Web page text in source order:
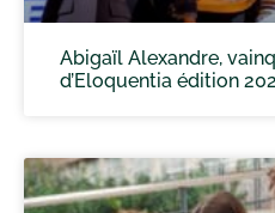
Abigaïl Alexandre,
d’Eloquentia édition